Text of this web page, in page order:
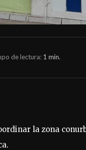
de lectura: 1 min.
la zona